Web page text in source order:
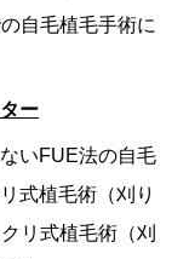
自毛植毛手術に
ー
いFUE法の自毛
式植毛術（刈り
リ式植毛術 （刈